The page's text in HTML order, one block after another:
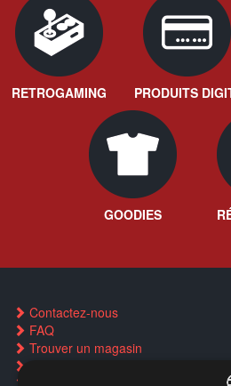
RETROGAMING PRODUITS
GOODIES
Contactez-nous
FAQ
Trouver un magasin